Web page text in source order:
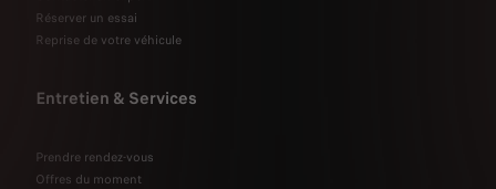
Réserver un essai
Reprise de votre véhicule
Entretien & Services
Prendre rendez-vous
Offres du moment